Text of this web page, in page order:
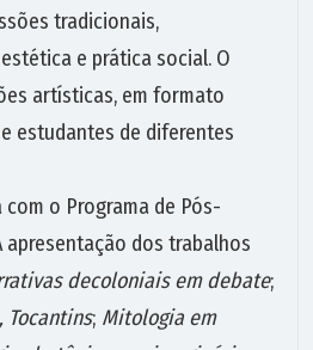
tradicionais,
e prática social. O
artísticas, em formato
estudantes de diferentes
com o Programa de Pós-
apresentação dos trabalhos
decoloniais em debate;
Tocantins; Mitologia em